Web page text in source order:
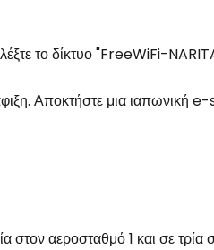
το δίκτυο "FreeWiFi-
Αποκτήστε μια ιαπωνική
αεροσταθμό 1 και σε τρία